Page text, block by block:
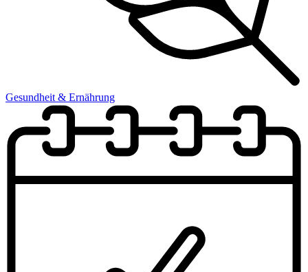
Gesundheit & Ernährung